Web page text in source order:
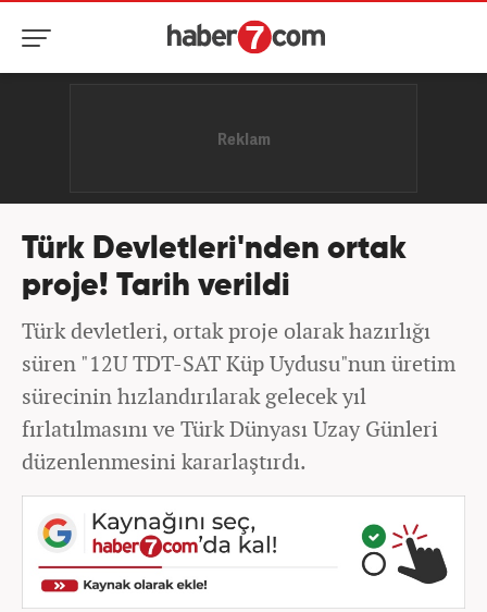
Türk Devletleri'nden ortak
proje! Tarih verildi
Türk devletleri, ortak proje olarak hazırlığı
süren "12U TDT-SAT Küp Uydusu"nun üretim
sürecinin hızlandırılarak gelecek yıl
fırlatılmasını ve Türk Dünyası Uzay Günleri
düzenlenmesini kararlaştırdı.